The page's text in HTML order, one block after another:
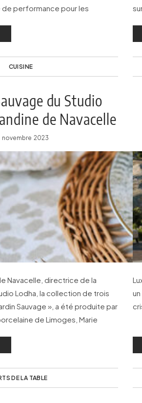
performance pour les
CUISINE
du Studio
de Navacelle
novembre 2023
Navacelle, directrice de la
Lodha, la collection de trois
Sauvage », a été produite par
de Limoges, Marie
DE LA TABLE